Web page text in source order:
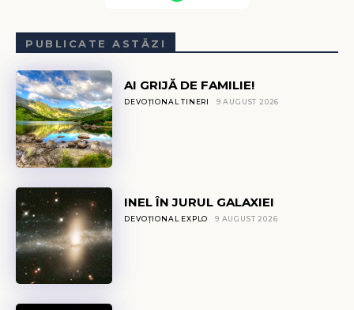
PUBLICATE ASTĂZI
AI GRIJĂ DE FAMILIE!
DEVOȚIONAL TINERI 9 AUGUST 2026
INEL ÎN JURUL GALAXIEI
DEVOȚIONAL EXPLO 9 AUGUST 2026